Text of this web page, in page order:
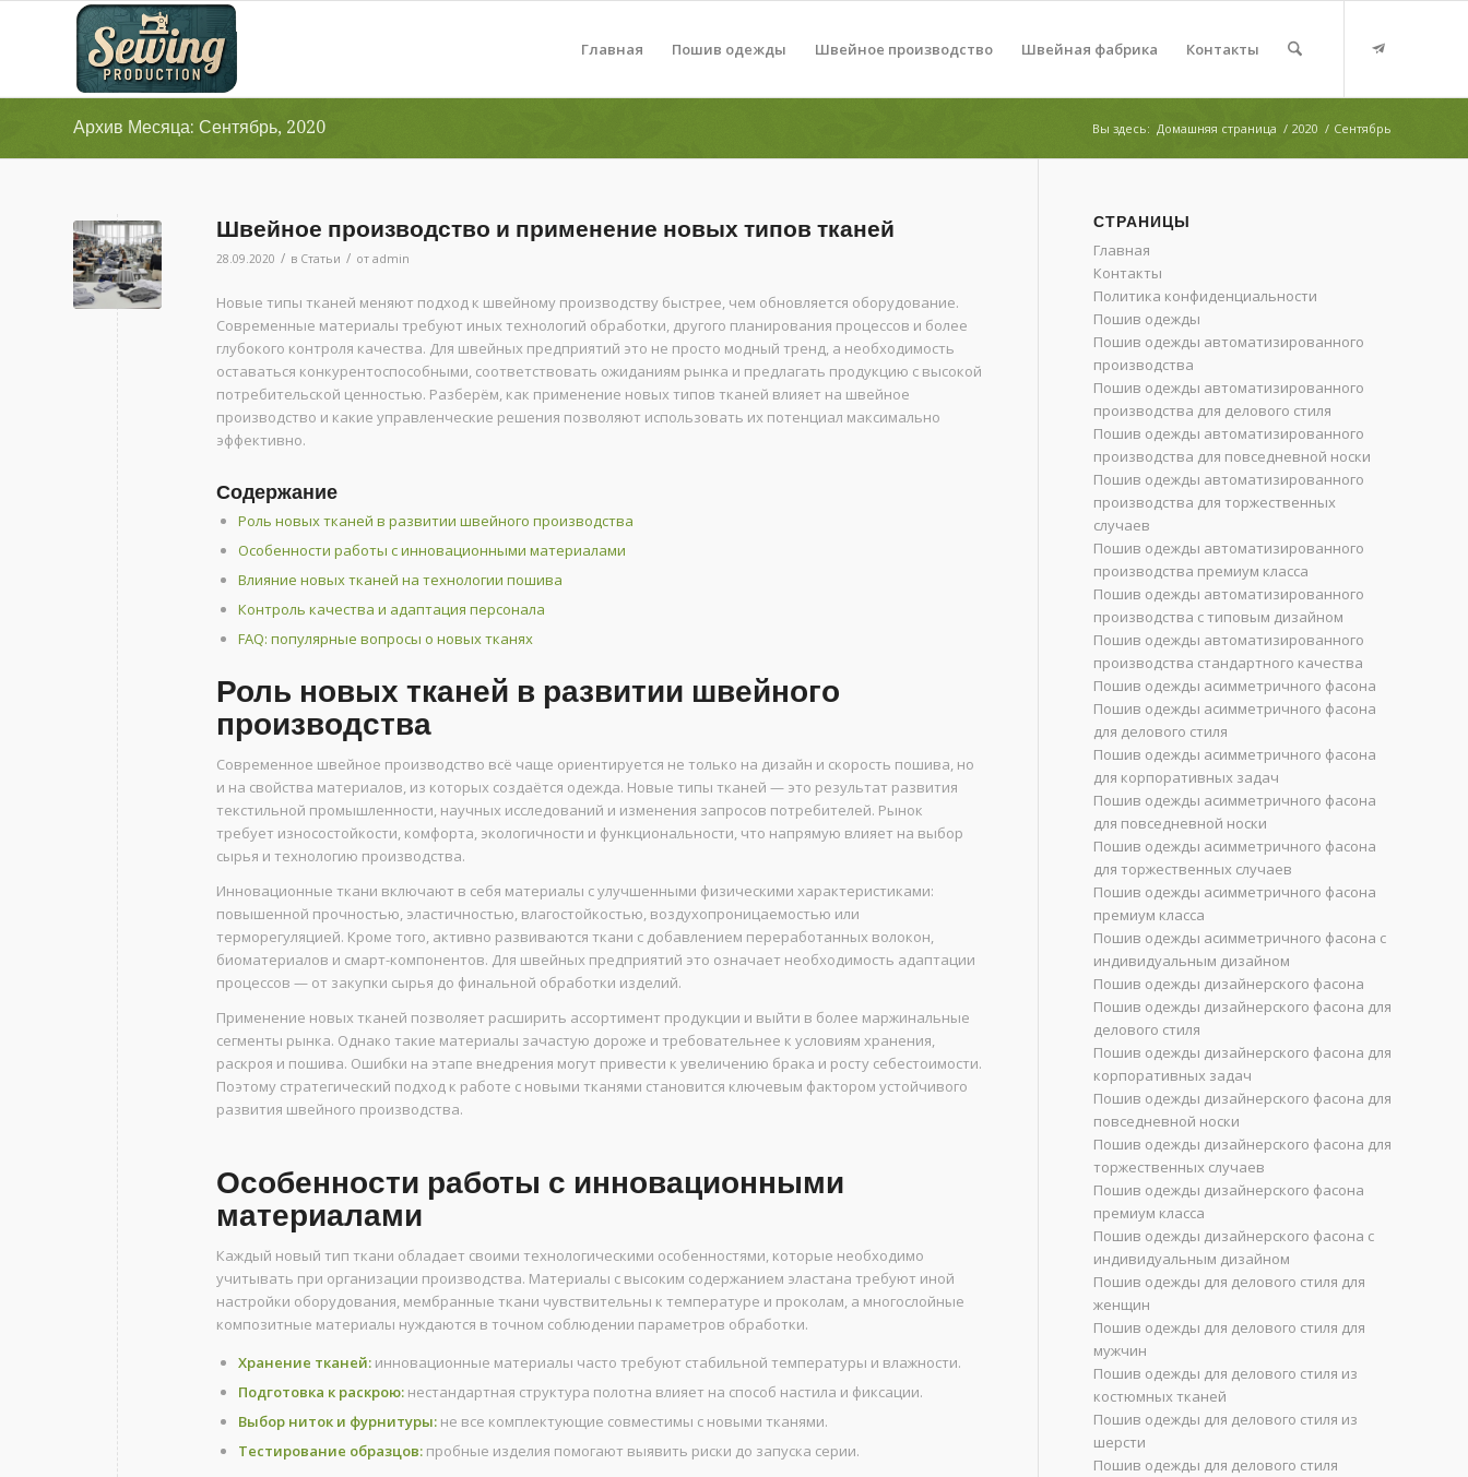
Главная Пошив одежды Швейное производство Швейная фабрика Контакты
Архив Месяца: Сентябрь, 2020 Вы здесь: Домашняя страница / 2020 / Сентябрь
Швейное производство и применение новых типов тканей
28.09.2020 / в Статьи / от admin
Новые типы тканей меняют подход к швейному производству быстрее, чем обновляется оборудование.
Современные материалы требуют иных технологий обработки, другого планирования процессов и более
глубокого контроля качества. Для швейных предприятий это не просто модный тренд, а необходимость
оставаться конкурентоспособными, соответствовать ожиданиям рынка и предлагать продукцию с высокой
потребительской ценностью. Разберём, как применение новых типов тканей влияет на швейное
производство и какие управленческие решения позволяют использовать их потенциал максимально
эффективно.
Содержание
Роль новых тканей в развитии швейного производства
Особенности работы с инновационными материалами
Влияние новых тканей на технологии пошива
Контроль качества и адаптация персонала
FAQ: популярные вопросы о новых тканях
Роль новых тканей в развитии швейного
производства
Современное швейное производство всё чаще ориентируется не только на дизайн и скорость пошива, но
и на свойства материалов, из которых создаётся одежда. Новые типы тканей — это результат развития
текстильной промышленности, научных исследований и изменения запросов потребителей. Рынок
требует износостойкости, комфорта, экологичности и функциональности, что напрямую влияет на выбор
сырья и технологию производства.
Инновационные ткани включают в себя материалы с улучшенными физическими характеристиками:
повышенной прочностью, эластичностью, влагостойкостью, воздухопроницаемостью или
терморегуляцией. Кроме того, активно развиваются ткани с добавлением переработанных волокон,
биоматериалов и смарт-компонентов. Для швейных предприятий это означает необходимость адаптации
процессов — от закупки сырья до финальной обработки изделий.
Применение новых тканей позволяет расширить ассортимент продукции и выйти в более маржинальные
сегменты рынка. Однако такие материалы зачастую дороже и требовательнее к условиям хранения,
раскроя и пошива. Ошибки на этапе внедрения могут привести к увеличению брака и росту себестоимости.
Поэтому стратегический подход к работе с новыми тканями становится ключевым фактором устойчивого
развития швейного производства.
Особенности работы с инновационными
материалами
Каждый новый тип ткани обладает своими технологическими особенностями, которые необходимо
учитывать при организации производства. Материалы с высоким содержанием эластана требуют иной
настройки оборудования, мембранные ткани чувствительны к температуре и проколам, а многослойные
композитные материалы нуждаются в точном соблюдении параметров обработки.
Хранение тканей: инновационные материалы часто требуют стабильной температуры и влажности.
Подготовка к раскрою: нестандартная структура полотна влияет на способ настила и фиксации.
Выбор ниток и фурнитуры: не все комплектующие совместимы с новыми тканями.
Тестирование образцов: пробные изделия помогают выявить риски до запуска серии.
СТРАНИЦЫ
Главная
Контакты
Политика конфиденциальности
Пошив одежды
Пошив одежды автоматизированного
производства
Пошив одежды автоматизированного
производства для делового стиля
Пошив одежды автоматизированного
производства для повседневной носки
Пошив одежды автоматизированного
производства для торжественных
случаев
Пошив одежды автоматизированного
производства премиум класса
Пошив одежды автоматизированного
производства с типовым дизайном
Пошив одежды автоматизированного
производства стандартного качества
Пошив одежды асимметричного фасона
Пошив одежды асимметричного фасона
для делового стиля
Пошив одежды асимметричного фасона
для корпоративных задач
Пошив одежды асимметричного фасона
для повседневной носки
Пошив одежды асимметричного фасона
для торжественных случаев
Пошив одежды асимметричного фасона
премиум класса
Пошив одежды асимметричного фасона с
индивидуальным дизайном
Пошив одежды дизайнерского фасона
Пошив одежды дизайнерского фасона для
делового стиля
Пошив одежды дизайнерского фасона для
корпоративных задач
Пошив одежды дизайнерского фасона для
повседневной носки
Пошив одежды дизайнерского фасона для
торжественных случаев
Пошив одежды дизайнерского фасона
премиум класса
Пошив одежды дизайнерского фасона с
индивидуальным дизайном
Пошив одежды для делового стиля для
женщин
Пошив одежды для делового стиля для
мужчин
Пошив одежды для делового стиля из
костюмных тканей
Пошив одежды для делового стиля из
шерсти
Пошив одежды для делового стиля